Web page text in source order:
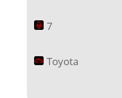
7
Toyota